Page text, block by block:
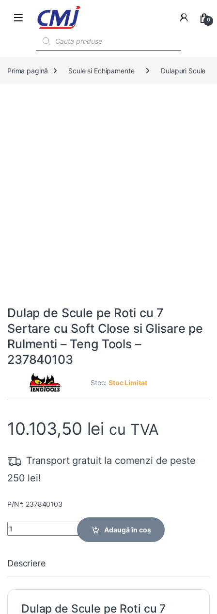
0
Prima pagină Scule si Echipamente Dulapuri Scule
Dulap de Scule pe Roti cu 7
Sertare cu Soft Close si Glisare pe
Rulmenti – Teng Tools –
237840103
Stoc:Stoc Limitat
10.103,50 lei cu TVA
Transport gratuit la comenzi de peste
250 lei!
P/N°: 237840103
Quantity
Adaugă în coș
Descriere
Dulap de Scule pe Roti cu 7